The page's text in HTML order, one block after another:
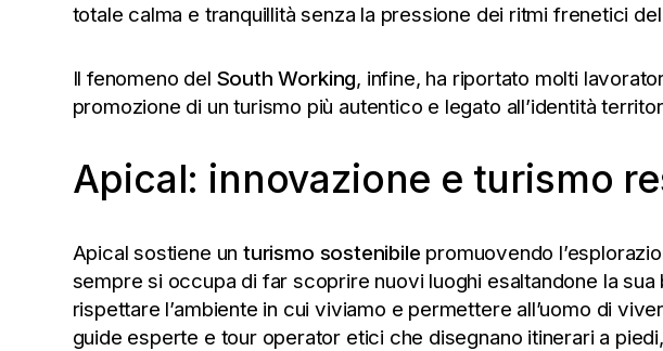
totale calma e tranquillità senza la pressione dei ritmi frenetici
Il fenomeno del South Working, infine, ha riportato molti
promozione di un turismo più autentico e legato all’identità
Apical: innovazione e turismo
Apical sostiene un turismo sostenibile promuovendo
sempre si occupa di far scoprire nuovi luoghi esaltandone la
rispettare l’ambiente in cui viviamo e permettere all’uomo di
guide esperte e tour operator etici che disegnano itinerari a